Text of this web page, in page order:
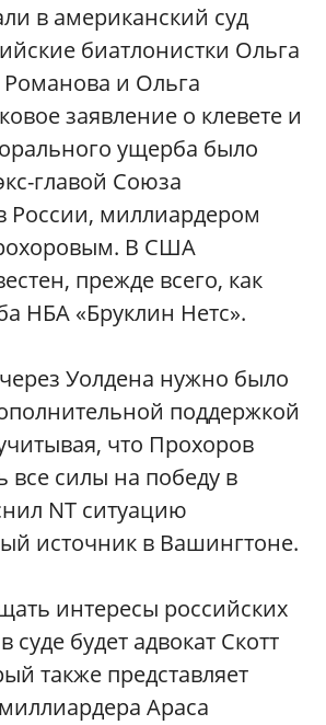
в американский суд
биатлонистки Ольга
и Ольга
заявление о клевете и
ущерба было
главой Союза
России, миллиардером
В США
прежде всего, как
НБА «Бруклин Нетс».
Уолдена нужно было
поддержкой
что Прохоров
все силы на победу в
NT cитуацию
источник в Вашингтоне.
интересы российских
суде будет адвокат Скотт
также представляет
Араса